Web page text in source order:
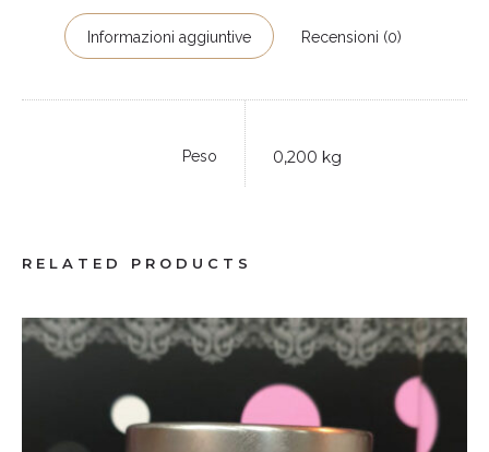
Informazioni aggiuntive Recensioni (0)
Peso 0,200 kg
RELATED PRODUCTS